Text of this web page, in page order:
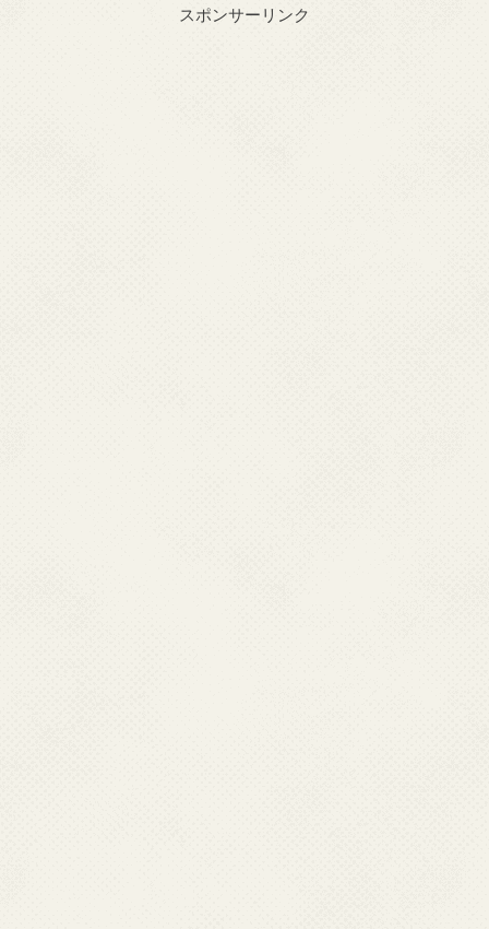
スポンサーリンク